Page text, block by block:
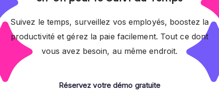
Suivez le temps, surveillez vos employés, boostez la
productivité et gérez la paie facilement. Tout ce dont
vous avez besoin, au même endroit.
Réservez votre démo gratuite